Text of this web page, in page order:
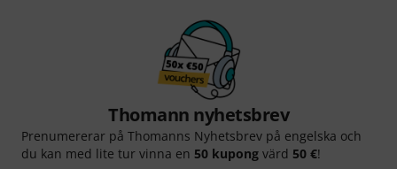
Thomann nyhetsbrev
Prenumererar på Thomanns Nyhetsbrev på engelska och
du kan med lite tur vinna en 50 kupong värd 50 €!